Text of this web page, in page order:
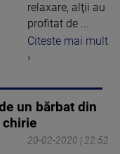
relaxare, alţii au
profitat de ...
Citeste mai mult
›
un bărbat din
chirie
20-02-2020 | 22:52